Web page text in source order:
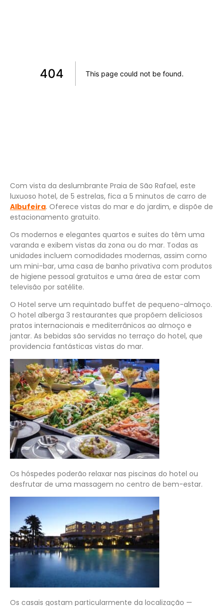
Com vista da deslumbrante Praia de São Rafael, este
luxuoso hotel, de 5 estrelas, fica a 5 minutos de carro de
Albufeira. Oferece vistas do mar e do jardim, e dispõe de
estacionamento gratuito.
Os modernos e elegantes quartos e suites do têm uma
varanda e exibem vistas da zona ou do mar. Todas as
unidades incluem comodidades modernas, assim como
um mini-bar, uma casa de banho privativa com produtos
de higiene pessoal gratuitos e uma área de estar com
televisão por satélite.
O Hotel serve um requintado buffet de pequeno-almoço.
O hotel alberga 3 restaurantes que propõem deliciosos
pratos internacionais e mediterrânicos ao almoço e
jantar. As bebidas são servidas no terraço do hotel, que
providencia fantásticas vistas do mar.
Os hóspedes poderão relaxar nas piscinas do hotel ou
desfrutar de uma massagem no centro de bem-estar.
Os casais gostam particularmente da localização —